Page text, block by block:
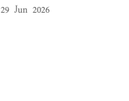
29 Jun 2026